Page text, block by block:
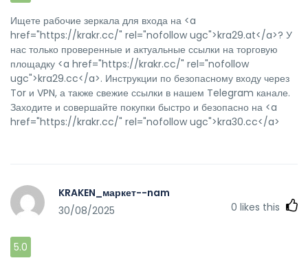
Ищете рабочие зеркала для входа на <a
href="https://krakr.cc/" rel="nofollow ugc">kra29.at</a>? У
нас только проверенные и актуальные ссылки на торговую
площадку <a href="https://krakr.cc/" rel="nofollow
ugc">kra29.cc</a>. Инструкции по безопасному входу через
Tor и VPN, а также свежие ссылки в нашем Telegram канале.
Заходите и совершайте покупки быстро и безопасно на <a
href="https://krakr.cc/" rel="nofollow ugc">kra30.cc</a>
KRAKEN_маркет--nam
30/08/2025
0 likes this
5.0